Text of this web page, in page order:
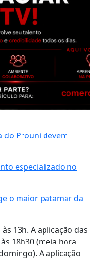
do Prouni devem
especializado no
o maior patamar da
13h. A aplicação das
18h30 (meia hora
A aplicação